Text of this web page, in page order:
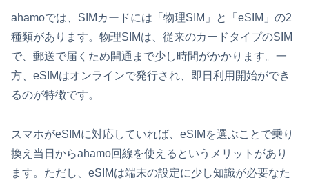
ahamoでは、SIMカードには「物理SIM」と「eSIM」の2
種類があります。物理SIMは、従来のカードタイプのSIM
で、郵送で届くため開通まで少し時間がかかります。一
方、eSIMはオンラインで発行され、即日利用開始ができ
るのが特徴です。
スマホがeSIMに対応していれば、eSIMを選ぶことで乗り
換え当日からahamo回線を使えるというメリットがあり
ます。ただし、eSIMは端末の設定に少し知識が必要なた